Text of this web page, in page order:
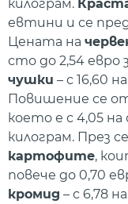
килограм.
евтини и се
Цената на
сто до 2,54 евро
чушки – с 16,60
Повишение се
което е с 4,05 на
килограм. През
картофите,
повече до 0,70
кромид – с 6,78